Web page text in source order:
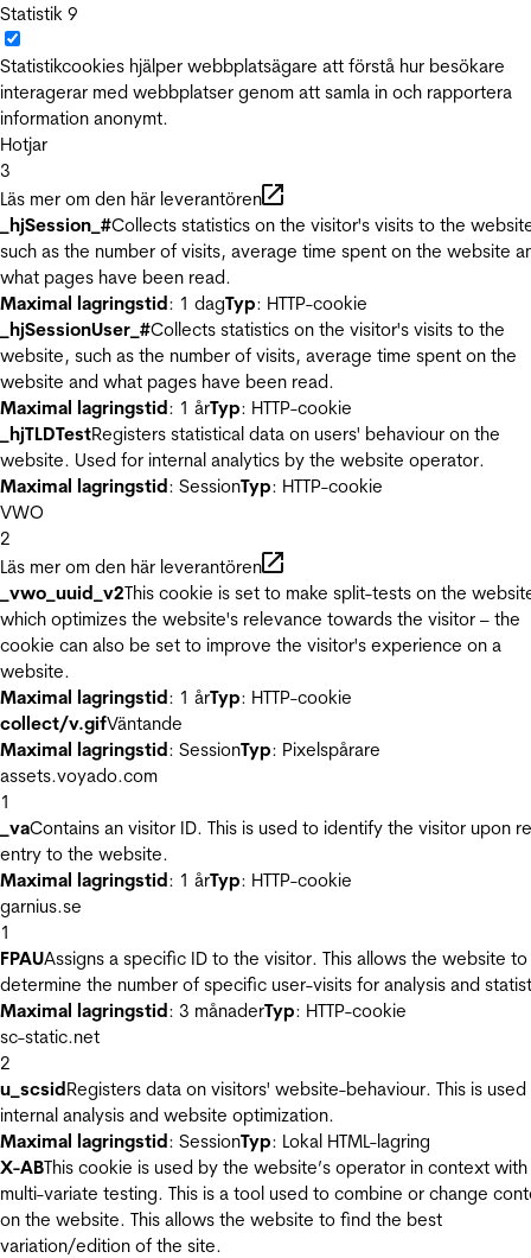
Statistik 9
Statistikcookies hjälper webbplatsägare att förstå hur besökare
interagerar med webbplatser genom att samla in och rapportera
information anonymt.
Hotjar
3
Läs mer om den här leverantören
_hjSession_#Collects statistics on the visitor's visits to the
such as the number of visits, average time spent on the website
what pages have been read.
Maximal lagringstid: 1 dagTyp: HTTP-cookie
_hjSessionUser_#Collects statistics on the visitor's visits to the
website, such as the number of visits, average time spent on the
website and what pages have been read.
Maximal lagringstid: 1 årTyp: HTTP-cookie
_hjTLDTestRegisters statistical data on users' behaviour on the
website. Used for internal analytics by the website operator.
Maximal lagringstid: SessionTyp: HTTP-cookie
VWO
2
Läs mer om den här leverantören
_vwo_uuid_v2This cookie is set to make split-tests on the
which optimizes the website's relevance towards the visitor – the
cookie can also be set to improve the visitor's experience on a
website.
Maximal lagringstid: 1 årTyp: HTTP-cookie
collect/v.gifVäntande
Maximal lagringstid: SessionTyp: Pixelspårare
assets.voyado.com
1
_vaContains an visitor ID. This is used to identify the visitor upon
entry to the website.
Maximal lagringstid: 1 årTyp: HTTP-cookie
garnius.se
1
FPAUAssigns a specific ID to the visitor. This allows the website to
determine the number of specific user-visits for analysis and
Maximal lagringstid: 3 månaderTyp: HTTP-cookie
sc-static.net
2
u_scsidRegisters data on visitors' website-behaviour. This is
internal analysis and website optimization.
Maximal lagringstid: SessionTyp: Lokal HTML-lagring
X-ABThis cookie is used by the website’s operator in context with
multi-variate testing. This is a tool used to combine or change
on the website. This allows the website to find the best
variation/edition of the site.